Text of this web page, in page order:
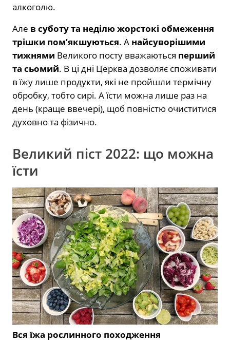
алкоголю.
Але в суботу та неділю жорстокі обмеження
трішки пом’якшуються. А найсуворішими
тижнями Великого посту вважаються перший
та сьомий. В ці дні Церква дозволяє споживати
в їжу лише продукти, які не пройшли термічну
обробку, тобто сирі. А їсти можна лише раз на
день (краще ввечері), щоб повністю очиститися
духовно та фізично.
Великий піст 2022: що можна
їсти
Вся їжа рослинного походження